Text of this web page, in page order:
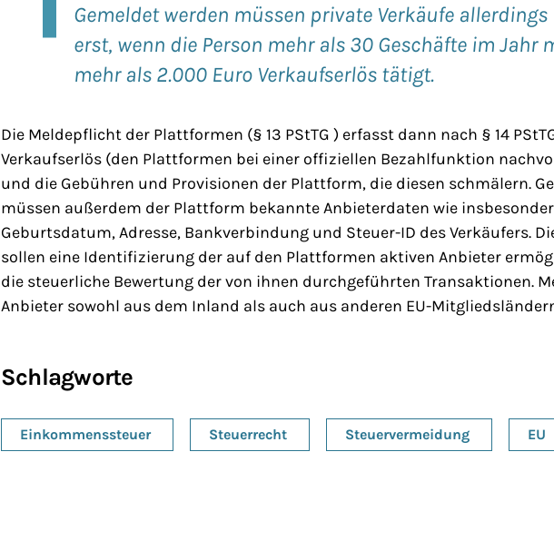
Gemeldet werden müssen private Verkäufe allerdings
erst, wenn die Person mehr als 30 Geschäfte im Jahr
mehr als 2.000 Euro Verkaufserlös tätigt.
Die Meldepflicht der Plattformen (§ 13 PStTG ) erfasst dann nach § 14
Verkaufserlös (den Plattformen bei einer offiziellen Bezahlfunktion
und die Gebühren und Provisionen der Plattform, die diesen schmälern.
müssen außerdem der Plattform bekannte Anbieterdaten wie
Geburtsdatum, Adresse, Bankverbindung und Steuer-ID des Verkäufers.
sollen eine Identifizierung der auf den Plattformen aktiven Anbieter
die steuerliche Bewertung der von ihnen durchgeführten Transaktionen.
Anbieter sowohl aus dem Inland als auch aus anderen EU-
Schlagworte
Einkommenssteuer Steuerrecht Steuervermeidung EU